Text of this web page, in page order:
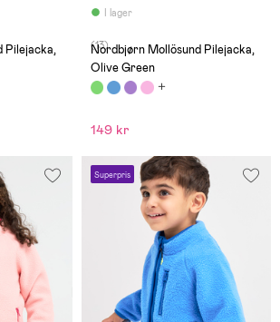
Pilejacka,
I lager
(13)
Nordbjørn Mollösund Pilejacka,
Olive Green
149 kr
Superpris